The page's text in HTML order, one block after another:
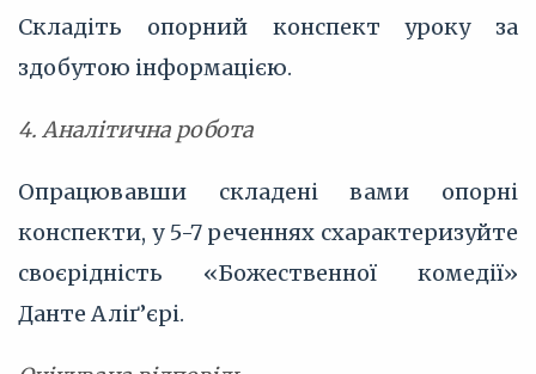
Складіть опорний конспект уроку за
здобутою інформацією.
4. Аналітична робота
Опрацювавши складені вами опорні
конспекти, у 5-7 реченнях схарактеризуйте
своєрідність «Божественної комедії»
Данте Аліґ’єрі.